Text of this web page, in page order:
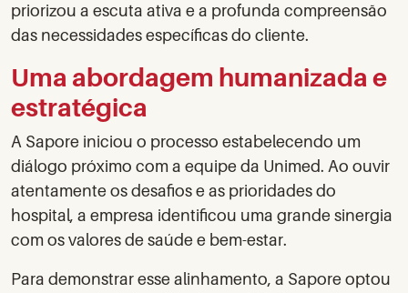
priorizou a escuta ativa e a profunda compreensão
das necessidades específicas do cliente.
Uma abordagem humanizada e
estratégica
A Sapore iniciou o processo estabelecendo um
diálogo próximo com a equipe da Unimed. Ao ouvir
atentamente os desafios e as prioridades do
hospital, a empresa identificou uma grande sinergia
com os valores de saúde e bem-estar.
Para demonstrar esse alinhamento, a Sapore optou